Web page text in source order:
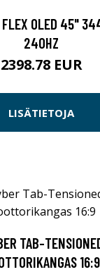
FLEX OLED 45"
240HZ
2398.78 EUR
LISÄTIETOJA
TAB-
16:9